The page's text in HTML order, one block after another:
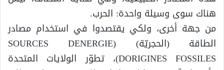
هناك سوى وسيلة واحدة: الحرب.
من جهة أخرى، ولكي يقتصدوا في استخدام مصادر
الطاقة (الحجريّة) (SOURCES DENERGIE
DORIGINES FOSSILES)، تطوّر الولايات المتحدة